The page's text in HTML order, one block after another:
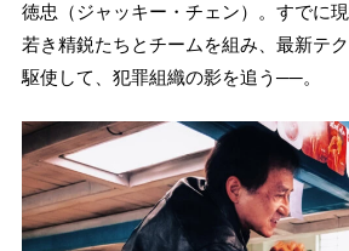
徳忠（ジャッキー・チェン）。すでに現
若き精鋭たちとチームを組み、最新テ
駆使して、犯罪組織の影を追う──。